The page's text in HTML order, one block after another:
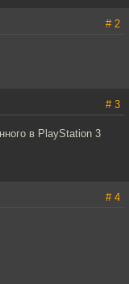
# 2
# 3
в PlayStation 3
# 4